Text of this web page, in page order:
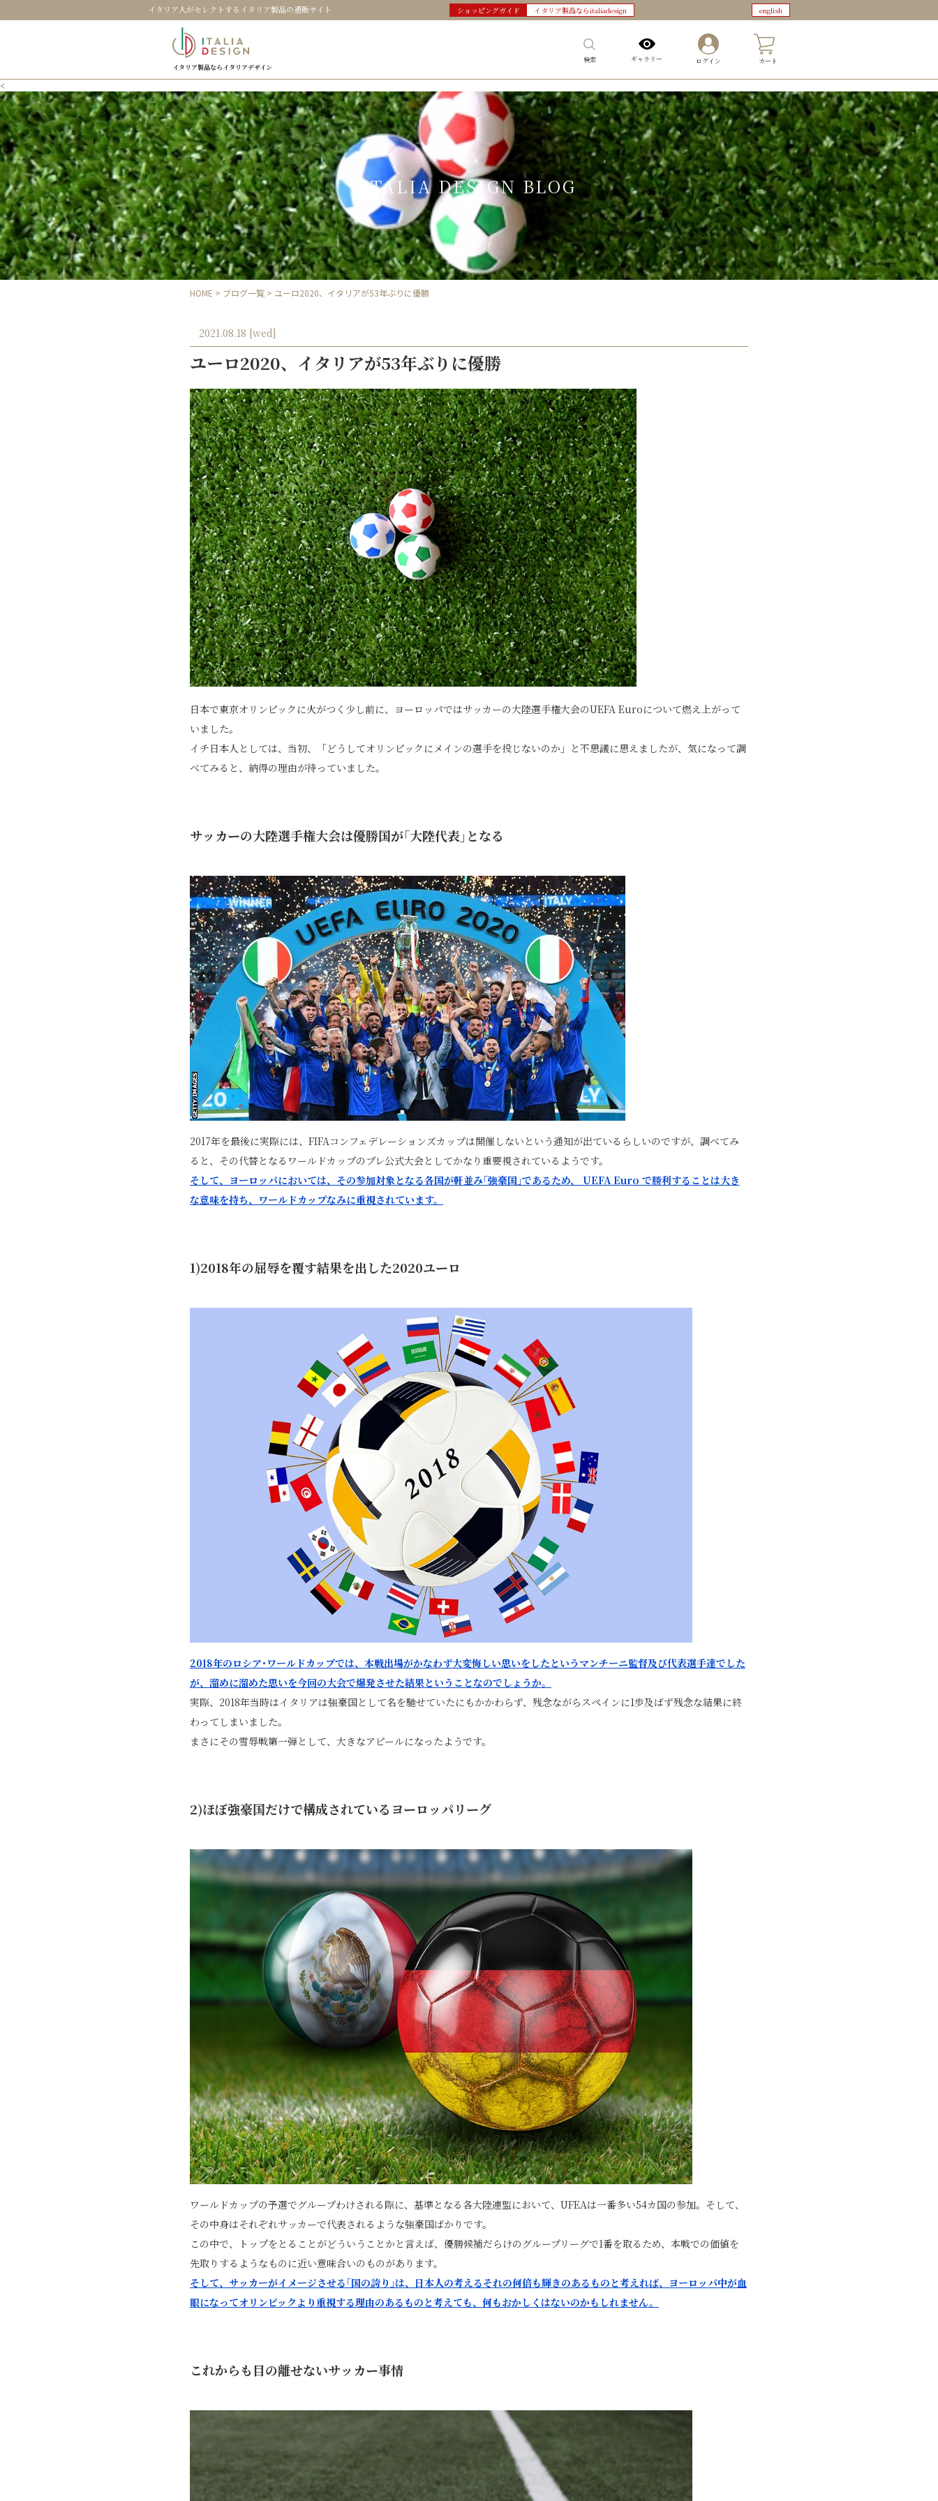
イタリア人がセレクトするイタリア製品の通販サイト ショッピングガイド イタリア製品ならitaliadesign english
イタリア製品ならイタリアデザイン
検索 ギャラリー ログイン カート
<
ITALIA DESIGN BLOG
HOME > ブログ一覧 > ユーロ2020、イタリアが53年ぶりに優勝
2021.08.18 [wed]
ユーロ2020、イタリアが53年ぶりに優勝
日本で東京オリンピックに火がつく少し前に、ヨーロッパではサッカーの大陸選手権大会のUEFA Euroについて燃え上がって
いました。
イチ日本人としては、当初、「どうしてオリンピックにメインの選手を投じないのか」と不思議に思えましたが、気になって調
べてみると、納得の理由が待っていました。
サッカーの大陸選手権大会は優勝国が｢大陸代表｣となる
2017年を最後に実際には、FIFAコンフェデレーションズカップは開催しないという通知が出ているらしいのですが、調べてみ
ると、その代替となるワールドカップのプレ公式大会としてかなり重要視されているようです。
そして、ヨーロッパにおいては、その参加対象となる各国が軒並み｢強豪国｣であるため、 UEFA Euro で勝利することは大き
な意味を持ち、ワールドカップなみに重視されています。
1)2018年の屈辱を覆す結果を出した2020ユーロ
2018年のロシア･ワールドカップでは、本戦出場がかなわず大変悔しい思いをしたというマンチーニ監督及び代表選手達でした
が、溜めに溜めた思いを今回の大会で爆発させた結果ということなのでしょうか。
実際、2018年当時はイタリアは強豪国として名を馳せていたにもかかわらず、残念ながらスペインに1歩及ばず残念な結果に終
わってしまいました。
まさにその雪辱戦第一弾として、大きなアピールになったようです。
2)ほぼ強豪国だけで構成されているヨーロッパリーグ
ワールドカップの予選でグループわけされる際に、基準となる各大陸連盟において、UFEAは一番多い54カ国の参加。そして、
その中身はそれぞれサッカーで代表されるような強豪国ばかりです。
この中で、トップをとることがどういうことかと言えば、優勝候補だらけのグループリーグで1番を取るため、本戦での価値を
先取りするようなものに近い意味合いのものがあります。
そして、サッカーがイメージさせる｢国の誇り｣は、日本人の考えるそれの何倍も輝きのあるものと考えれば、ヨーロッパ中が血
眼になってオリンピックより重視する理由のあるものと考えても、何もおかしくはないのかもしれません。
これからも目の離せないサッカー事情